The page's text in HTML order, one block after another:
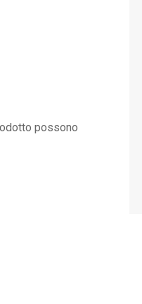
possono